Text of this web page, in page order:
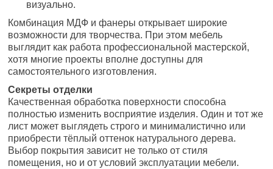
визуально.
Комбинация МДФ и фанеры открывает широкие
возможности для творчества. При этом мебель
выглядит как работа профессиональной мастерской,
хотя многие проекты вполне доступны для
самостоятельного изготовления.
Секреты отделки
Качественная обработка поверхности способна
полностью изменить восприятие изделия. Один и тот же
лист может выглядеть строго и минималистично или
приобрести тёплый оттенок натурального дерева.
Выбор покрытия зависит не только от стиля
помещения, но и от условий эксплуатации мебели.